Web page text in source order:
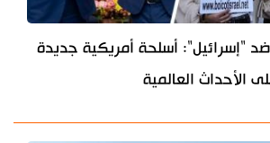
ضد "إسرائيل": أسلحة أمريكية جديدة
الأحداث العالمية